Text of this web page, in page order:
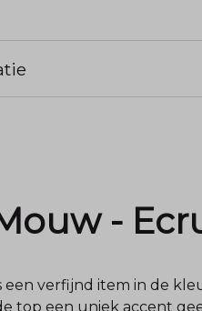
-
een verfijnd item in de
top een uniek accent